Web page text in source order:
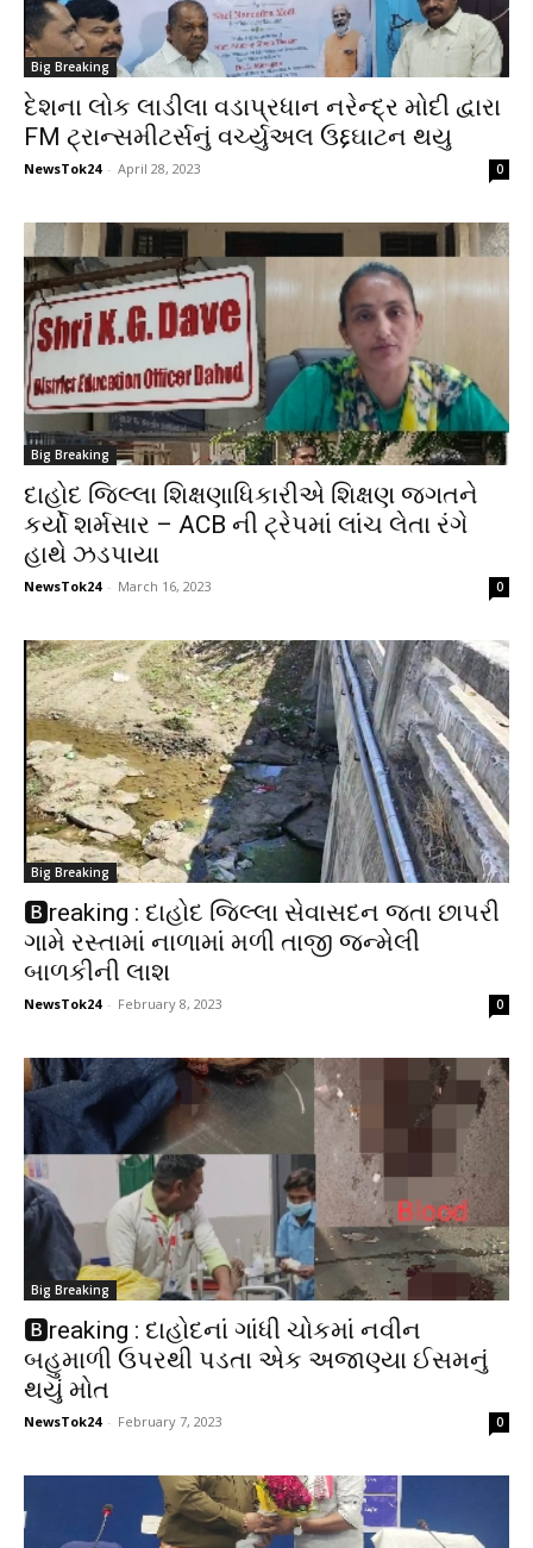
Big Breaking
દેશના લોક લાડીલા વડાપ્રધાન નરેન્દ્ર મોદી દ્વારા
FM ટ્રાન્સમીટર્સનું વર્ચ્યુઅલ ઉદ્દઘાટન થયુ
NewsTok24 - April 28, 2023 0
Big Breaking
દાહોદ જિલ્લા શિક્ષણાધિકારીએ શિક્ષણ જગતને
કર્યો શર્મસાર – ACB ની ટ્રેપમાં લાંચ લેતા રંગે
હાથે ઝડપાયા
NewsTok24 - March 16, 2023 0
Big Breaking
🅱️reaking : દાહોદ જિલ્લા સેવાસદન જતા છાપરી
ગામે રસ્તામાં નાળામાં મળી તાજી જન્મેલી
બાળકીની લાશ
NewsTok24 - February 8, 2023 0
Big Breaking
🅱️reaking : દાહોદનાં ગાંધી ચોકમાં નવીન
બહુમાળી ઉપરથી પડતા એક અજાણ્યા ઈસમનું
થયું મોત
NewsTok24 - February 7, 2023 0